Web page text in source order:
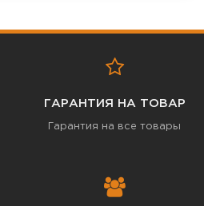
ГАРАНТИЯ НА ТОВАР
Гарантия на все товары